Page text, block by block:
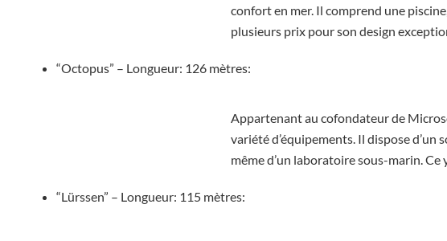
confort en mer. Il comprend une
plusieurs prix pour son design
“Octopus” – Longueur: 126 mètres:
Appartenant au cofondateur de
variété d’équipements. Il dispose d’un
même d’un laboratoire sous-marin.
“Lürssen” – Longueur: 115 mètres: